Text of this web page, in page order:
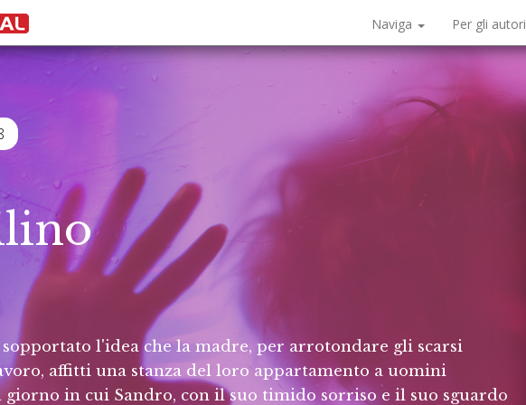
Naviga Per gli autori
l'idea che la madre, per arrotondare gli scarsi
affitti una stanza del loro appartamento a uomini
giorno in cui Sandro, con il suo timido sorriso e il suo sguardo